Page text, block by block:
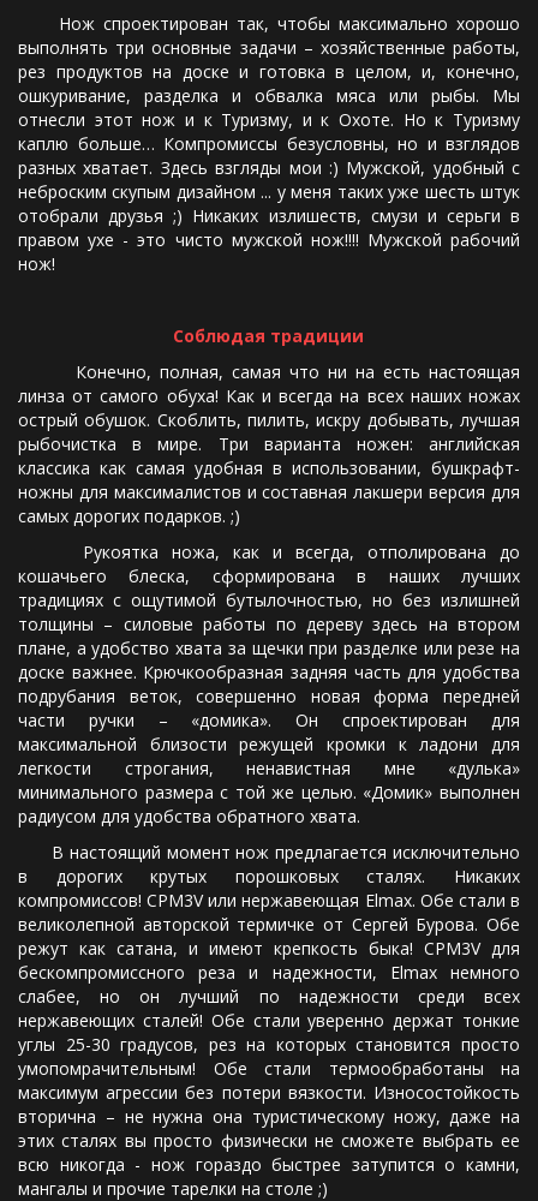
Нож спроектирован так, чтобы максимально хорошо
выполнять три основные задачи – хозяйственные работы,
рез продуктов на доске и готовка в целом, и, конечно,
ошкуривание, разделка и обвалка мяса или рыбы. Мы
отнесли этот нож и к Туризму, и к Охоте. Но к Туризму
каплю больше… Компромиссы безусловны, но и взглядов
разных хватает. Здесь взгляды мои :) Мужской, удобный с
неброским скупым дизайном ... у меня таких уже шесть штук
отобрали друзья ;) Никаких излишеств, смузи и серьги в
правом ухе - это чисто мужской нож!!!! Мужской рабочий
нож!
Соблюдая традиции
Конечно, полная, самая что ни на есть настоящая
линза от самого обуха! Как и всегда на всех наших ножах
острый обушок. Скоблить, пилить, искру добывать, лучшая
рыбочистка в мире. Три варианта ножен: английская
классика как самая удобная в использовании, бушкрафт-
ножны для максималистов и составная лакшери версия для
самых дорогих подарков. ;)
Рукоятка ножа, как и всегда, отполирована до
кошачьего блеска, сформирована в наших лучших
традициях с ощутимой бутылочностью, но без излишней
толщины – силовые работы по дереву здесь на втором
плане, а удобство хвата за щечки при разделке или резе на
доске важнее. Крючкообразная задняя часть для удобства
подрубания веток, совершенно новая форма передней
части ручки – «домика». Он спроектирован для
максимальной близости режущей кромки к ладони для
легкости строгания, ненавистная мне «дулька»
минимального размера с той же целью. «Домик» выполнен
радиусом для удобства обратного хвата.
В настоящий момент нож предлагается исключительно
в дорогих крутых порошковых сталях. Никаких
компромиссов! CPM3V или нержавеющая Elmax. Обе стали в
великолепной авторской термичке от Сергей Бурова. Обе
режут как сатана, и имеют крепкость быка! CPM3V для
бескомпромиссного реза и надежности, Elmax немного
слабее, но он лучший по надежности среди всех
нержавеющих сталей! Обе стали уверенно держат тонкие
углы 25-30 градусов, рез на которых становится просто
умопомрачительным! Обе стали термообработаны на
максимум агрессии без потери вязкости. Износостойкость
вторична – не нужна она туристическому ножу, даже на
этих сталях вы просто физически не сможете выбрать ее
всю никогда - нож гораздо быстрее затупится о камни,
мангалы и прочие тарелки на столе ;)